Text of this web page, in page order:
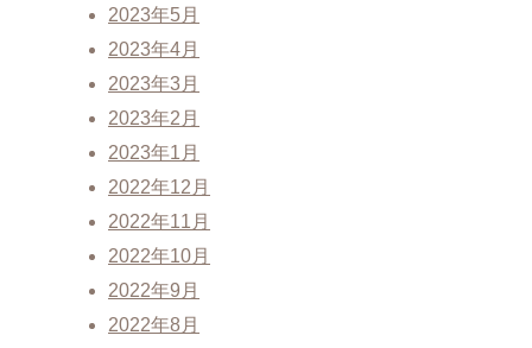
2023年5月
2023年4月
2023年3月
2023年2月
2023年1月
2022年12月
2022年11月
2022年10月
2022年9月
2022年8月